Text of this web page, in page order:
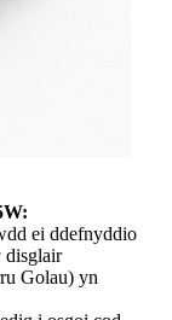
ei ddefnyddio
disglair
Golau) yn